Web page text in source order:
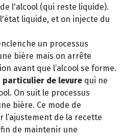
l'alcool (qui reste liquide).
liquide, et on injecte du
un processus
bière mais on arrête
avant que l’alcool se forme.
particulier de levure qui ne
On suit le processus
bière. Ce mode de
de la recette
de maintenir une